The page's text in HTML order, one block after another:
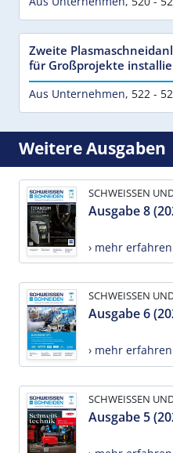
Zweite
für Großprojekte
Aus Unternehmen, 522 -
Weitere Ausgaben
SCHWEISSEN
Ausgabe 8
› mehr erfahren
SCHWEISSEN
Ausgabe 6
› mehr erfahren
SCHWEISSEN
Ausgabe 5